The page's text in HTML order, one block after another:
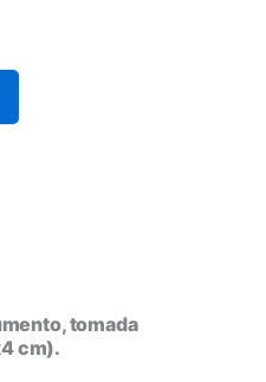
tomada
cm).